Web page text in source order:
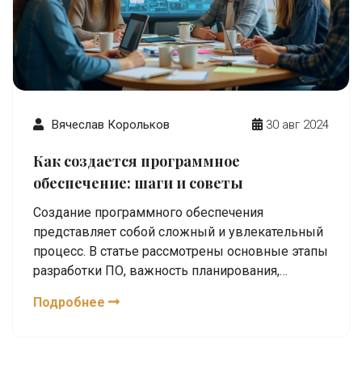
Вячеслав Корольков 30 авг 2024
Как создается программное
обеспечение: шаги и советы
Создание программного обеспечения
представляет собой сложный и увлекательный
процесс. В статье рассмотрены основные этапы
разработки ПО, важность планирования,
особенности каждого этапа поможет как
Подробнее